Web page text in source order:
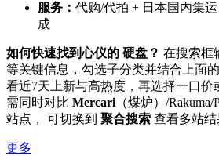
服务： 代购/代拍 + 日本国内集
成
如何快速找到心仪的 硬盘？ 在搜索框
等关键信息，勾选子分类并结合上面
看近7天上新与高热度，再选择一口价
需同时对比 Mercari （煤炉）/
站点， 可切换到 聚合搜索 查看多站结
更多